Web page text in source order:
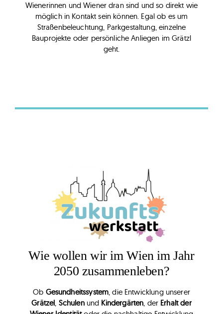
Wienerinnen und Wiener dran sind und so direkt wie
möglich in Kontakt sein können. Egal ob es um
Straßenbeleuchtung, Parkgestaltung, einzelne
Bauprojekte oder persönliche Anliegen im Grätzl
geht.
Wie wollen wir im Wien im Jahr
2050 zusammenleben?
Ob Gesundheitssystem , die Entwicklung unserer
Grätzel Schulenund Kindergärten , der Erhalt der